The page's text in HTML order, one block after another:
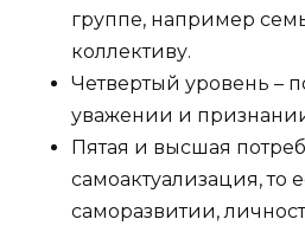
группе, например
коллективу.
Четвертый уровень –
уважении и
Пятая и высшая
самоактуализация, то
саморазвитии,